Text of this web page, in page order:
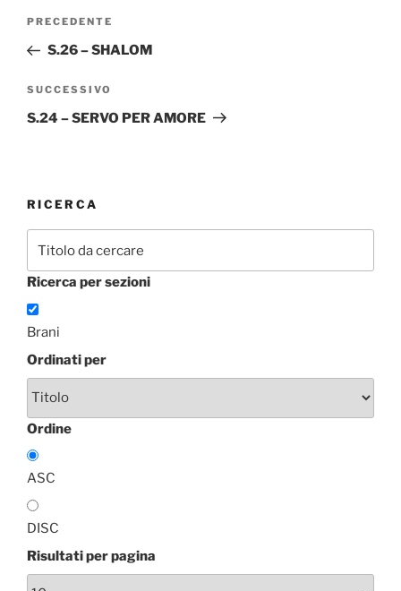
Navigazione
Articolo
precedente:
PRECEDENTE
S.26 – SHALOM
Articolo
successivo
SUCCESSIVO
S.24 – SERVO PER AMORE
RICERCA
Ricerca per sezioni
Brani
Ordinati per
Ordine
ASC
DISC
Risultati per pagina